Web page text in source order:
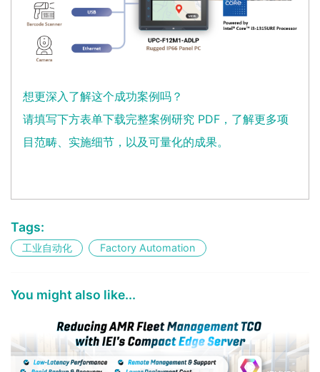
想更深入了解这个成功案例吗？
请填写下方表单下载完整案例研究 PDF，了解更多项
目范畴、实施细节，以及可量化的成果。
Tags:
工业自动化 Factory Automation
You might also like...